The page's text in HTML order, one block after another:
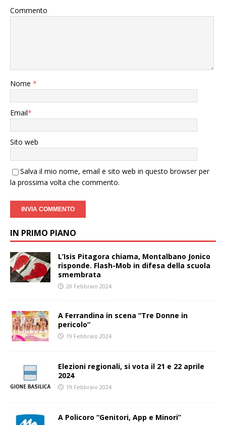
Commento
Nome *
Email*
Sito web
Salva il mio nome, email e sito web in questo browser per
la prossima volta che commento.
IN PRIMO PIANO
L’Isis Pitagora chiama, Montalbano Jonico
risponde. Flash-Mob in difesa della scuola
smembrata
20 Febbraio 2024
A Ferrandina in scena “Tre Donne in
pericolo”
19 Febbraio 2024
Elezioni regionali, si vota il 21 e 22 aprile
2024
19 Febbraio 2024
A Policoro “Genitori, App e Minori”